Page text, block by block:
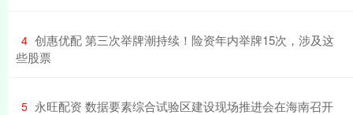
4 ​创惠优配 第三次举牌潮持续！险资年内举牌15次，涉及这
些股票
5 ​永旺配资 数据要素综合试验区建设现场推进会在海南召开